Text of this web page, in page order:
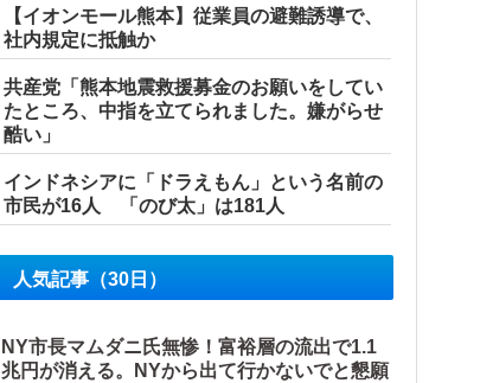
【イオンモール熊本】従業員の避難誘導で、
社内規定に抵触か
共産党「熊本地震救援募金のお願いをしてい
たところ、中指を立てられました。嫌がらせ
酷い」
インドネシアに「ドラえもん」という名前の
市民が16人 「のび太」は181人
人気記事（30日）
NY市長マムダニ氏無惨！富裕層の流出で1.1
兆円が消える。NYから出て行かないでと懇願